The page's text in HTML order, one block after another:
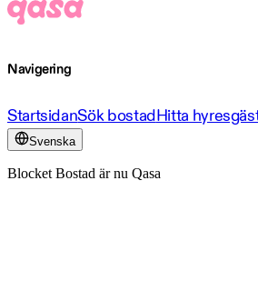
Navigering
StartsidanSök bostadHitta
Svenska
Blocket Bostad är nu Qasa